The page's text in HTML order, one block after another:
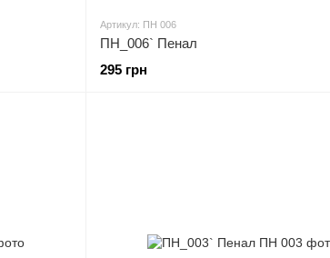
Артикул: ПН 006
ПН_006` Пенал
295 грн